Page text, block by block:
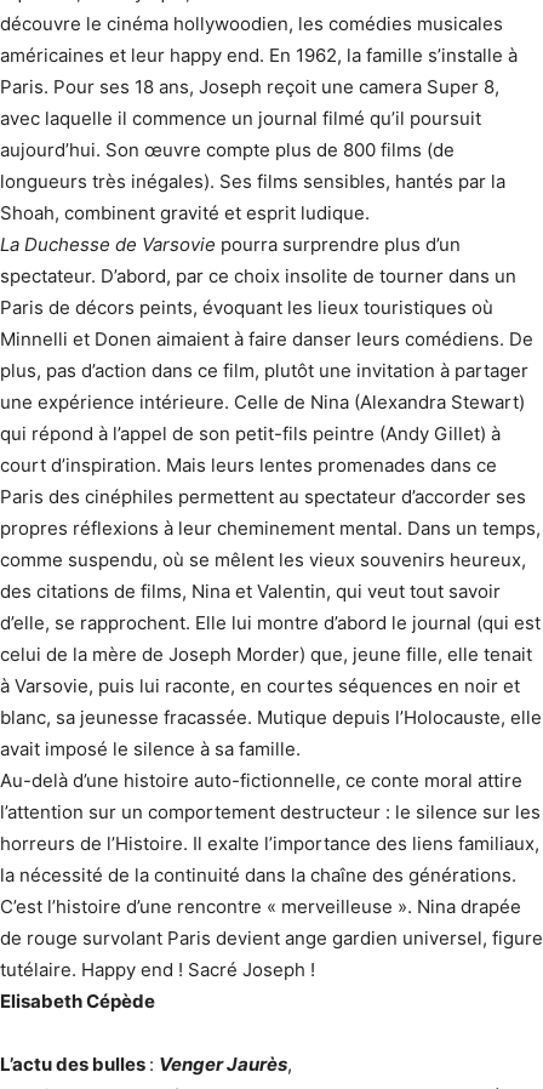
découvre le cinéma hollywoo­dien, les comédies musicales
américaines et leur happy end. En 1962, la famille s’installe à
Paris. Pour ses 18 ans, Joseph reçoit une camera Super 8,
avec laquelle il commence un journal filmé qu’il poursuit
aujourd’hui. Son œuvre compte plus de 800 films (de
longueurs très inégales). Ses films sensibles, hantés par la
Shoah, combinent gravité et esprit ludique.
La Duchesse de Varsovie pourra surprendre plus d’un
spectateur. D’abord, par ce choix insolite de tourner dans un
Paris de décors peints, évoquant les lieux touristiques où
Minnelli et Donen aimaient à faire danser leurs comédiens. De
plus, pas d’action dans ce film, plutôt une invitation à partager
une expérience intérieure. Celle de Nina (Alexandra Stewart)
qui répond à l’appel de son petit-fils peintre (Andy Gillet) à
court d’inspiration. Mais leurs lentes promenades dans ce
Paris des cinéphiles permettent au spectateur d’accorder ses
propres réflexions à leur cheminement mental. Dans un temps,
comme suspendu, où se mêlent les vieux souvenirs heureux,
des citations de films, Nina et Valentin, qui veut tout savoir
d’elle, se rapprochent. Elle lui montre d’abord le journal (qui est
celui de la mère de Joseph Morder) que, jeune fille, elle tenait
à Varsovie, puis lui raconte, en courtes séquences en noir et
blanc, sa jeunesse fracassée. Mutique depuis l’Holocauste, elle
avait imposé le silence à sa famille.
Au-delà d’une histoire auto-fictionnelle, ce conte moral attire
l’attention sur un comportement destructeur : le silence sur les
horreurs de l’Histoire. Il exalte l’importance des liens familiaux,
la nécessité de la continuité dans la chaîne des générations.
C’est l’histoire d’une rencontre « merveilleuse ». Nina drapée
de rouge survolant Paris devient ange gardien universel, figure
tutélaire. Happy end ! Sacré Joseph !
Elisabeth Cépède
L’actu des bulles : Venger Jaurès,